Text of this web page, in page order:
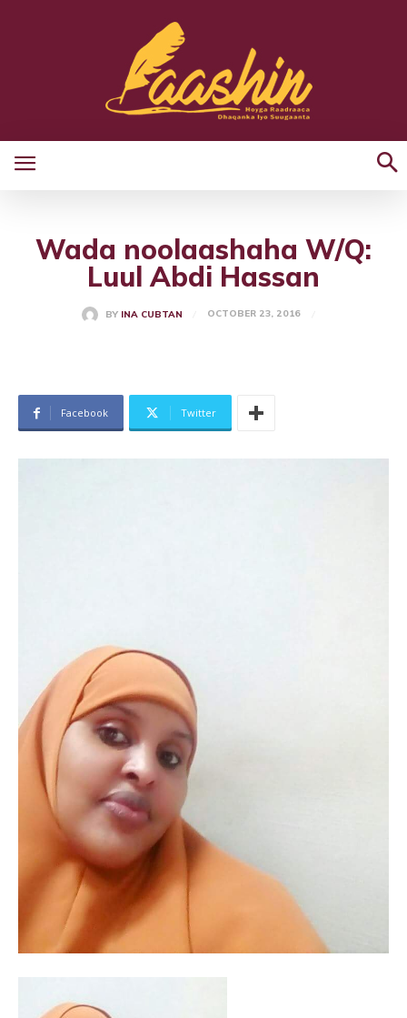
Wada noolaashaha W/Q:
Luul Abdi Hassan
BY INA CUBTAN OCTOBER 23, 2016
Facebook Twitter